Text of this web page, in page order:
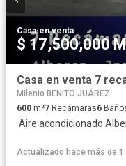
Casa·en venta
$ 17,500,000
Casa en venta 7
Milenio BENITO JUÁREZ
600 m²7 Recámaras6
·Aire acondicionado·
Actualizado hace más de 1